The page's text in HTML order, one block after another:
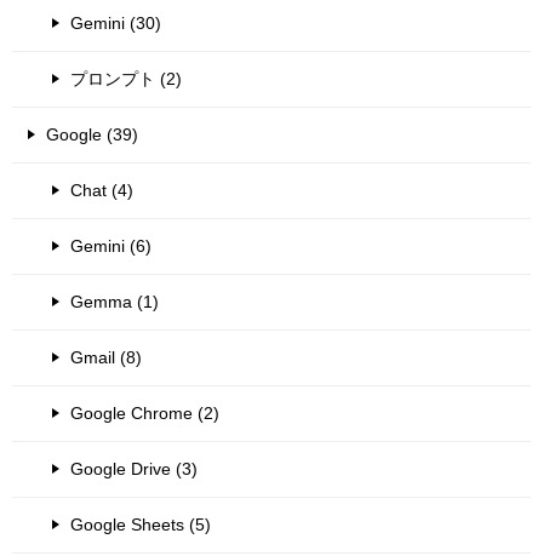
Gemini (30)
プロンプト (2)
Google (39)
Chat (4)
Gemini (6)
Gemma (1)
Gmail (8)
Google Chrome (2)
Google Drive (3)
Google Sheets (5)